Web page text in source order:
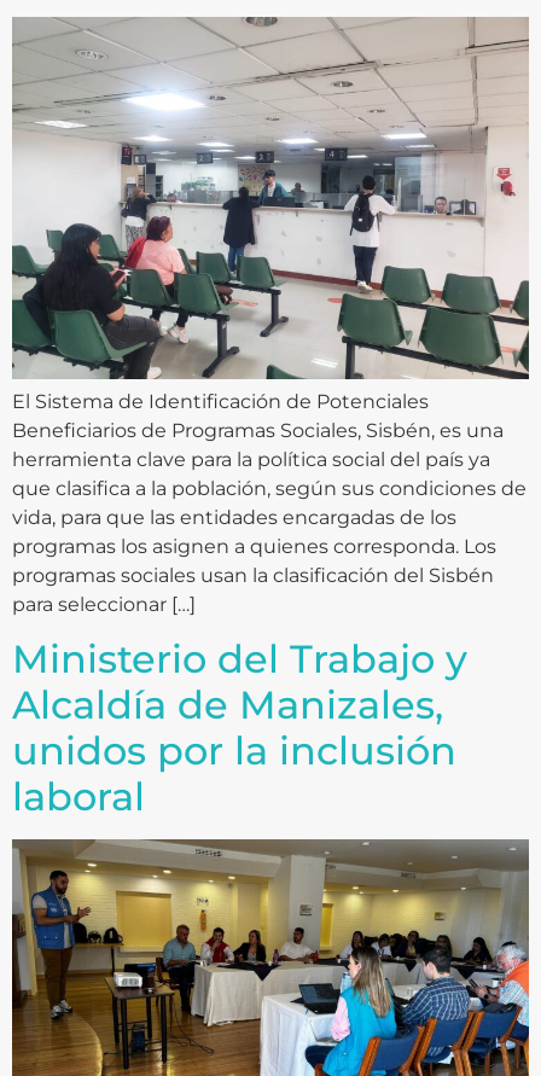
El Sistema de Identificación de Potenciales
Beneficiarios de Programas Sociales, Sisbén, es una
herramienta clave para la política social del país ya
que clasifica a la población, según sus condiciones de
vida, para que las entidades encargadas de los
programas los asignen a quienes corresponda. Los
programas sociales usan la clasificación del Sisbén
para seleccionar […]
Ministerio del Trabajo y
Alcaldía de Manizales,
unidos por la inclusión
laboral